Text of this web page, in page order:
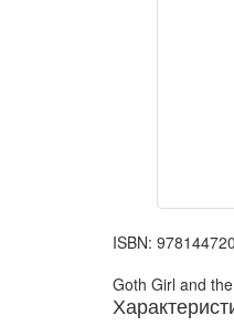
ISBN:
Goth Girl and